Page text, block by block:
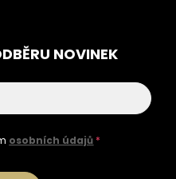
NOVINEK
osobních údajů *